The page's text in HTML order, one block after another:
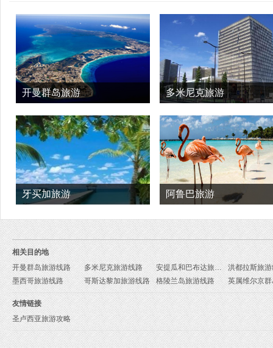
开曼群岛旅游 多米尼克旅游
牙买加旅游 阿鲁巴旅游
相关目的地
开曼群岛旅游线路
多米尼克旅游线路 安提瓜和巴布达旅游线路
洪都拉斯旅
墨西哥旅游线路
哥斯达黎加旅游线路 格陵兰岛旅游线路
友情链接
圣卢西亚旅游攻略